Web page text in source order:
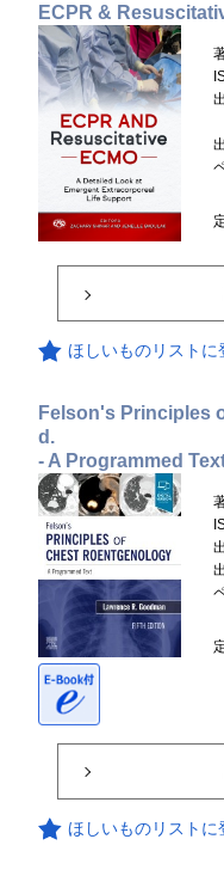
ECPR &
ほしいものリストに
Felson's Principles
d.
- A Programmed
ほしいものリストに